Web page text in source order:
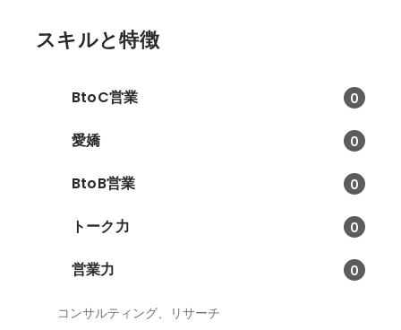
スキルと特徴
BtoC営業 0
愛嬌 0
BtoB営業 0
トーク力 0
営業力 0
コンサルティング、リサーチ